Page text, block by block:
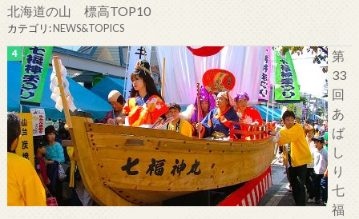
北海道の山 標高TOP10
カテゴリ:NEWS&TOPICS
第
33
回
あ
ば
し
り
七
福